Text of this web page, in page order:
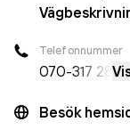
Telefonnummer
070-317 28
Besök